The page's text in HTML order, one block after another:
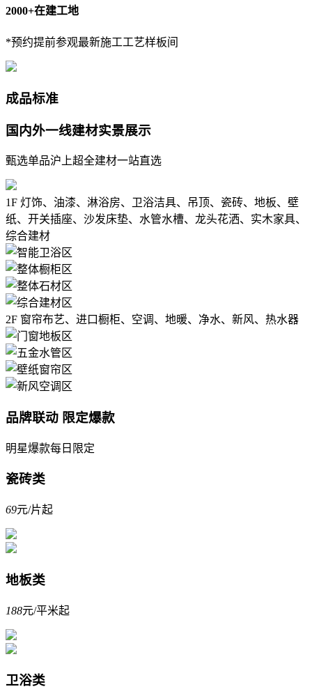
2000+在建工地
*预约提前参观最新施工工艺样板间
成品标准
国内外一线建材实景展示
甄选单品沪上超全建材一站直选
1F 灯饰、油漆、淋浴房、卫浴洁具、吊顶、瓷砖、地板、壁
纸、开关插座、沙发床垫、水管水槽、龙头花洒、实木家具、
综合建材
2F 窗帘布艺、进口橱柜、空调、地暖、净水、新风、热水器
品牌联动 限定爆款
明星爆款每日限定
瓷砖类
69元/片起
地板类
188元/平米起
卫浴类